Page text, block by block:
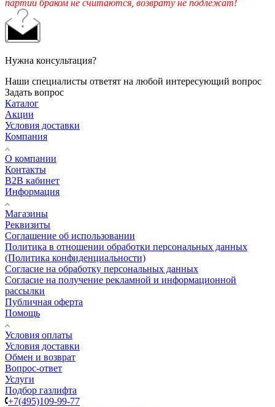
партии браком не считаются, возврату не подлежат!
Нужна консультация?
Наши специалисты ответят на любой интересующий вопрос
Задать вопрос
Каталог
Акции
Условия доставки
Компания
О компании
Контакты
B2B кабинет
Информация
Магазины
Реквизиты
Соглашение об использовании
Политика в отношении обработки персональных данных
(Политика конфиденциальности)
Согласие на обработку персональных данных
Согласие на получение рекламной и информационной
рассылки
Публичная оферта
Помощь
Условия оплаты
Условия доставки
Обмен и возврат
Вопрос-ответ
Услуги
Подбор газлифта
+7(495)109-99-77